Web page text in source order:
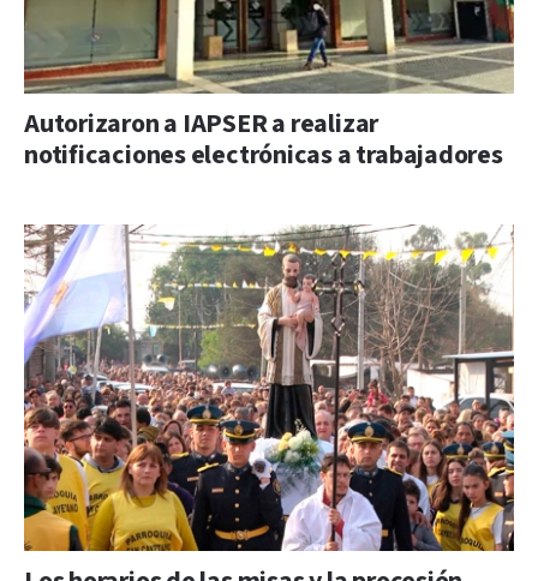
Autorizaron a IAPSER a realizar
notificaciones electrónicas a trabajadores